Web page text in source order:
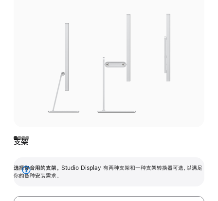
支架
选择你合用的支架。 Studio Display 有两种支架和一种支架转换器可选，以满足
你的各种安装需求。
展